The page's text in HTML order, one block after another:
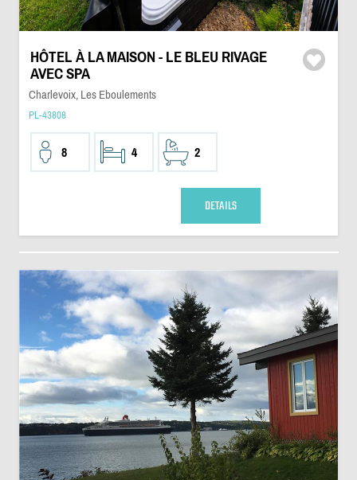
HÔTEL À LA MAISON - LE BLEU RIVAGE
AVEC SPA
Charlevoix, Les Eboulements
PL-43808
8 4 2
DETAILS